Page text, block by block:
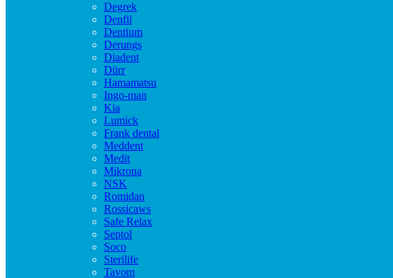
Degrek
Denfil
Dentium
Derungs
Diadent
Dürr
Hamamatsu
Ingo-man
Kia
Lumick
Frank dental
Meddent
Medit
Mikrona
NSK
Romidan
Rossicaws
Safe Relax
Septol
Soco
Sterilife
Tavom